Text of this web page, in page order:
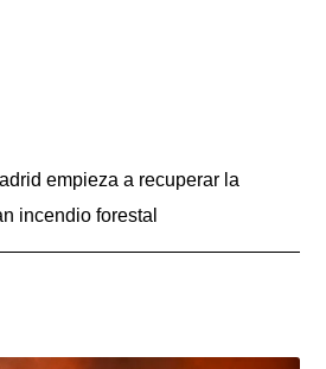
empieza a recuperar la
incendio forestal